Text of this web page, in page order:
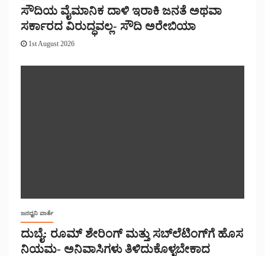
ಸೌದಿಯ ವೈಮಾನಿಕ ದಾಳಿ ಇರಾಕಿ ಜನತೆ ಅಥವಾ
ಸರ್ಕಾರದ ವಿರುದ್ಧವಲ್ಲ- ಸೌದಿ ಅರೇಬಿಯಾ
1st August 2026
ಜನಧ್ವನಿ ವಾರ್ತೆ
ದುಬೈ: ರೂಮ್ ಶೇರಿಂಗ್ ಮತ್ತು ಸಬ್‌ಲೆಟಿಂಗ್‌ಗೆ ಹೊಸ
ನಿಯಮ- ಅನಿವಾಸಿಗಳು ತಿಳಿದುಕೊಳ್ಳಬೇಕಾದ